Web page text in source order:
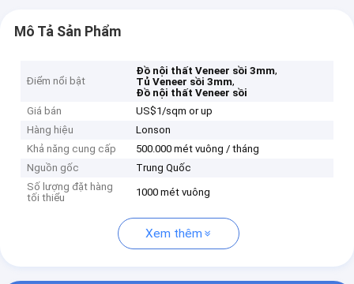
Mô Tả Sản Phẩm
Điểm nổi bật
Đồ nội thất Veneer sồi 3mm,
Tủ Veneer sồi 3mm,
Đồ nội thất Veneer sồi
Giá bán
US$1/sqm or up
Hàng hiệu
Lonson
Khả năng cung cấp
500.000 mét vuông / tháng
Nguồn gốc
Trung Quốc
Số lượng đặt hàng
tối thiểu
1000 mét vuông
Xem thêm